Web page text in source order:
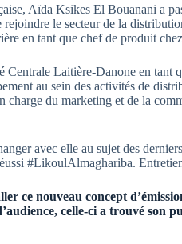
Aïda Ksikes El Bouanani a
le secteur de la
en tant que chef de produit
Centrale Laitière-Danone en tant
au sein des activités de
du marketing et de la
avec elle au sujet des
#LikoulAlmaghariba.
ce nouveau concept
celle-ci a trouvé son